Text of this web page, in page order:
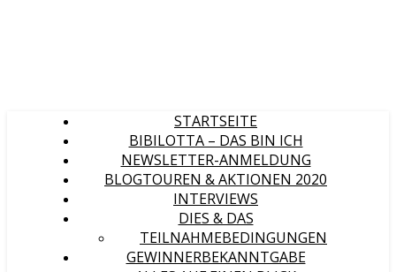
STARTSEITE
BIBILOTTA – DAS BIN ICH
NEWSLETTER-ANMELDUNG
BLOGTOUREN & AKTIONEN 2020
INTERVIEWS
DIES & DAS
TEILNAHMEBEDINGUNGEN
GEWINNERBEKANNTGABE